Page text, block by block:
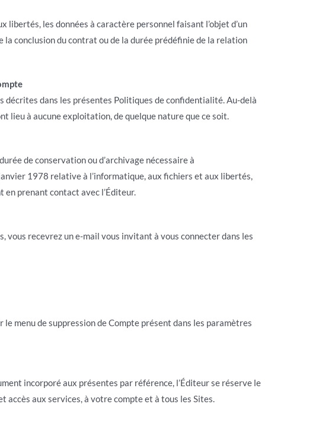
les données à caractère personnel faisant l’objet d’un
conclusion du contrat ou de la durée prédéfinie de la relation
dans les présentes Politiques de confidentialité. Au-delà
lieu à aucune exploitation, de quelque nature que ce soit.
de conservation ou d’archivage nécessaire à
1978 relative à l’informatique, aux fichiers et aux libertés,
en prenant contact avec l’Éditeur.
vous recevrez un e-mail vous invitant à vous connecter dans les
menu de suppression de Compte présent dans les paramètres
incorporé aux présentes par référence, l’Éditeur se réserve le
aux services, à votre compte et à tous les Sites.